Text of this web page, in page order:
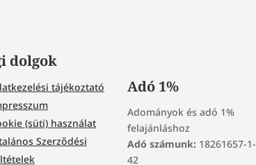
dolgok
tájékoztató
(süti) használat
Szerződési
Adó 1%
Adományok és adó 1%
felajánláshoz
Adó számunk: 18261657-1-
42